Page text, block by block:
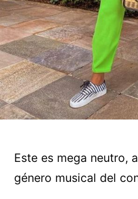
Este es mega neutro,
género musical del